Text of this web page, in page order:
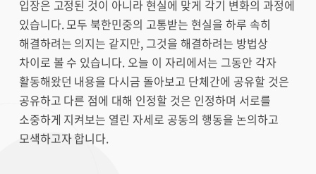
입장은 고정된 것이 아니라 현실에 맞게 각기 변화의 과정에
있습니다. 모두 북한민중의 고통받는 현실을 하루 속히
해결하려는 의지는 같지만, 그것을 해결하려는 방법상
차이로 볼 수 있습니다. 오늘 이 자리에서는 그동안 각자
활동해왔던 내용을 다시금 돌아보고 단체간에 공유할 것은
공유하고 다른 점에 대해 인정할 것은 인정하며 서로를
소중하게 지켜보는 열린 자세로 공동의 행동을 논의하고
모색하고자 합니다.